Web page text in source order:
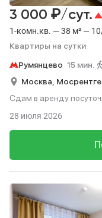
1-комн.кв. — 38 м² —
Квартиры на сутки
3 000 ₽/сут.
Румянцево 15 мин.
Москва,
Сдам в аренду
28 июля 2026